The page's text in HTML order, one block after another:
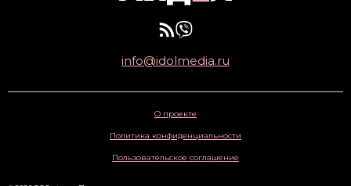
info@idolmedia.ru
О проекте
Политика конфиденциальности
Пользовательское соглашение